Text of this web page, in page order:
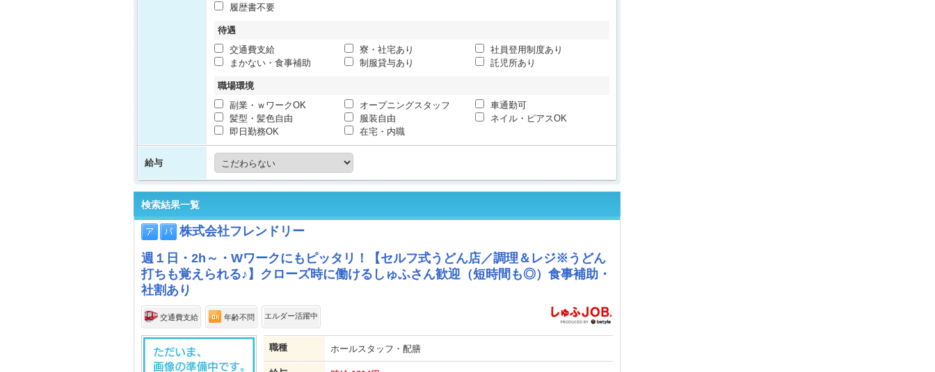
履歴書不要
待遇
交通費支給
寮・社宅あり
社員登用制度あり
まかない・食事補助
制服貸与あり 託児所あり
職場環境
副業・ｗワークOK
オープニングスタッフ
車通勤可
髪型・髪色自由
服装自由
ネイル・ピアスOK
即日勤務OK
在宅・内職
給与
検索結果一覧
株式会社フレンドリー
週１日・2h～・Wワークにもピッタリ！【セルフ式うどん店／調理＆レジ※うどん
打ちも覚えられる♪】クローズ時に働けるしゅふさん歓迎（短時間も◎）食事補助・
社割あり
交通費支給 年齢不問 エルダー活躍中
職種 ホールスタッフ・配膳